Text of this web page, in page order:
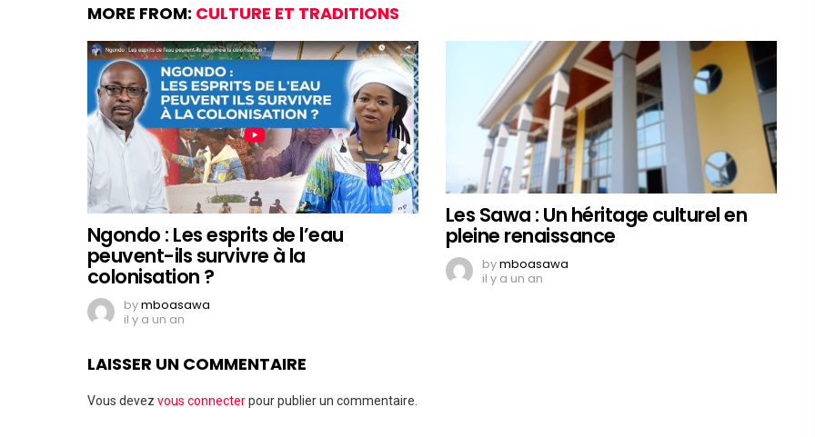
MORE FROM: CULTURE ET TRADITIONS
Ngondo : Les esprits de l’eau
peuvent-ils survivre à la
colonisation ?
bymboasawa
il y a un an
Les Sawa : Un héritage culturel en
pleine renaissance
bymboasawa
il y a un an
LAISSER UN COMMENTAIRE
Vous devez vous connecterpour publier un commentaire.